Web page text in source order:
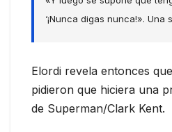
‘¡Nunca digas nunca!». Una
Elordi revela entonces
pidieron que hiciera una
de Superman/Clark Kent.